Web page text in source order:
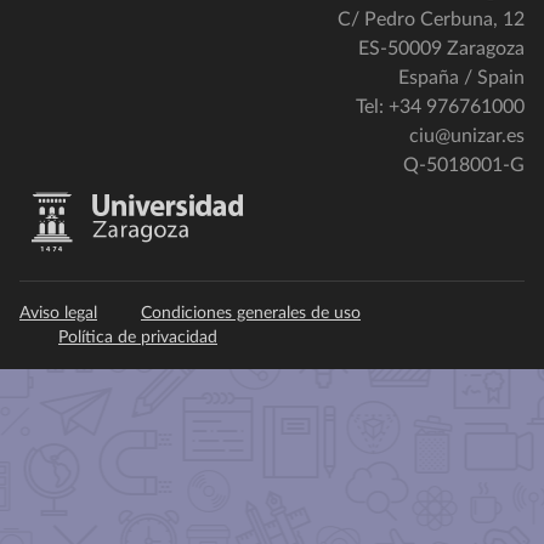
C/ Pedro Cerbuna, 12
ES-50009 Zaragoza
España / Spain
Tel: +34 976761000
ciu@unizar.es
Q-5018001-G
Aviso legal
Condiciones generales de uso
Política de privacidad